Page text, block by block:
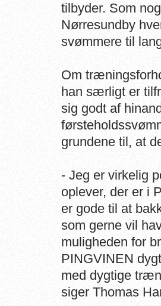
tilbyder. Som
Nørresundby
svømmere til
Om
han særligt er
sig godt af
grundene til, at
- Jeg er virkelig
oplever, der er i
er gode til at
som gerne vil
muligheden for
PINGVINEN
med dygtige
siger Thomas